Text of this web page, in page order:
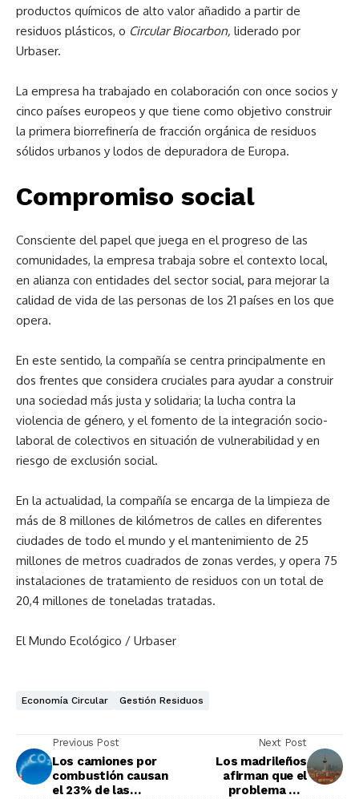
productos químicos de alto valor añadido a partir de
residuos plásticos, o Circular Biocarbon, liderado por
Urbaser.
La empresa ha trabajado en colaboración con once socios y
cinco países europeos y que tiene como objetivo construir
la primera biorrefinería de fracción orgánica de residuos
sólidos urbanos y lodos de depuradora de Europa.
Compromiso social
Consciente del papel que juega en el progreso de las
comunidades, la empresa trabaja sobre el contexto local,
en alianza con entidades del sector social, para mejorar la
calidad de vida de las personas de los 21 países en los que
opera.
En este sentido, la compañía se centra principalmente en
dos frentes que considera cruciales para ayudar a construir
una sociedad más justa y solidaria; la lucha contra la
violencia de género, y el fomento de la integración socio-
laboral de colectivos en situación de vulnerabilidad y en
riesgo de exclusión social.
En la actualidad, la compañía se encarga de la limpieza de
más de 8 millones de kilómetros de calles en diferentes
ciudades de todo el mundo y el mantenimiento de 25
millones de metros cuadrados de zonas verdes, y opera 75
instalaciones de tratamiento de residuos con un total de
20,4 millones de toneladas tratadas.
El Mundo Ecológico / Urbaser
Economía Circular Gestión Residuos
Previous Post
Los camiones por
combustión causan
el 23% de las
Next Post
Los madrileños
afirman que el
problema del